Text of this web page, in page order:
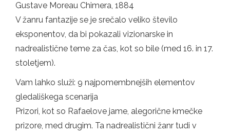
Gustave Moreau Chimera, 1884
V žanru fantazije se je srečalo veliko število
eksponentov, da bi pokazali vizionarske in
nadrealistične teme za čas, kot so bile (med 16. in 17.
stoletjem).
Vam lahko služi: 9 najpomembnejših elementov
gledališkega scenarija
Prizori, kot so Rafaelove jame, alegorične kmečke
prizore, med drugim. Ta nadrealistični žanr tudi v